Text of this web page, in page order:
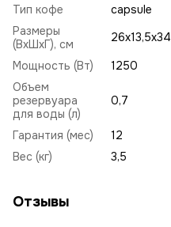
Тип кофе
capsule
Размеры
(ВхШхГ), см
26x13,5x34
Мощность (Вт)
1250
Объем
резервуара
для воды (л)
0,7
Гарантия (мес)
12
Вес (кг)
3,5
Отзывы